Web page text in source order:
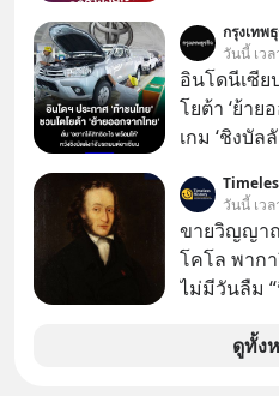
(Eduardo
Facebook
เรื่องจ้อจี้ หาคำตอบได้ที่ “ป้าเก๋าเล่ากล
โกง” EP4
คืน” #ป้าเก๋าเล่ากลโกง #แก้เกมกลโกง
#อยู่อย่างยั่
กรุงเทพ
วันนี้ เว
อินโดนีเซีย
โยต้า ‘ย้าย
เกม ‘ชิงบัล
คลังของอิน
ฐานการผ
เสนอสิทธิป
โรงงานแล
วันนี้ เว
ขายวิญญา
โคโล พาก
ไม่มีวันลืม
อิตาลีที่มีชื่
ดูทั้ง